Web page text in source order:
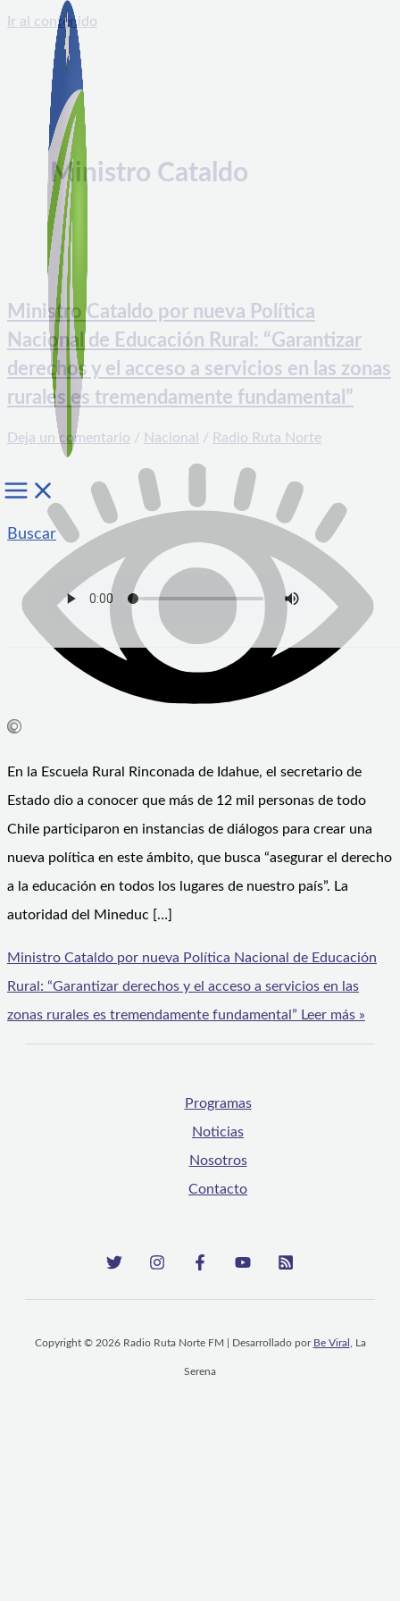
Ir al contenido
Buscar
Ministro Cataldo
Ministro Cataldo por nueva Política
Nacional de Educación Rural: “Garantizar
derechos y el acceso a servicios en las zonas
rurales es tremendamente fundamental”
Deja un comentario / Nacional / Radio Ruta Norte
En la Escuela Rural Rinconada de Idahue, el secretario de
Estado dio a conocer que más de 12 mil personas de todo
Chile participaron en instancias de diálogos para crear una
nueva política en este ámbito, que busca “asegurar el derecho
a la educación en todos los lugares de nuestro país”. La
autoridad del Mineduc […]
Ministro Cataldo por nueva Política Nacional de Educación
Rural: “Garantizar derechos y el acceso a servicios en las
zonas rurales es tremendamente fundamental” Leer más »
Programas
Noticias
Nosotros
Contacto
Copyright © 2026 Radio Ruta Norte FM | Desarrollado por Be Viral , La
Serena